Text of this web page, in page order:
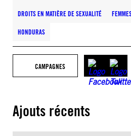
DROITS EN MATIÈRE DE SEXUALITÉ
HONDURAS
CAMPAGNES
Ajouts récents